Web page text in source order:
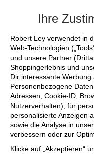
Ihre
Robert Ley verwendet in
Web-Technologien
und unsere Partner
Shoppingerlebnis und
Dir interessante
Personenbezogene
Adressen, Cookie-ID,
Nutzerverhalten), für
personalisierte Anzeigen
sowie die Analyse in
verbessern oder zur
Klicke auf „Akzeptieren“